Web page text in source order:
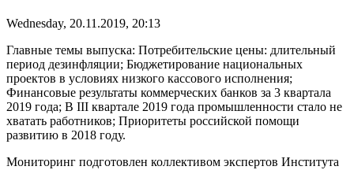
Wednesday, 20.11.2019, 20:13
Главные темы выпуска: Потребительские цены: длительный
период дезинфляции; Бюджетирование национальных
проектов в условиях низкого кассового исполнения;
Финансовые результаты коммерческих банков за 3 квартала
2019 года; В III квартале 2019 года промышленности стало не
хватать работников; Приоритеты российской помощи
развитию в 2018 году.
Мониторинг подготовлен коллективом экспертов Института